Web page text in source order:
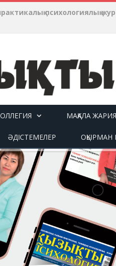
психологиялық
МАҚАЛА
ӘДІСТЕМЕЛЕР ОҚЫРМАН